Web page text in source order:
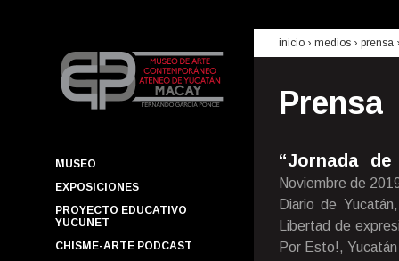
MUSEO
EXPOSICIONES
PROYECTO EDUCATIVO
YUCUNET
CHISME-ARTE PODCAST
inicio › medios › prensa
Prensa
“Jornada
Noviembre de
Diario de
Libertad de
Por Esto!,